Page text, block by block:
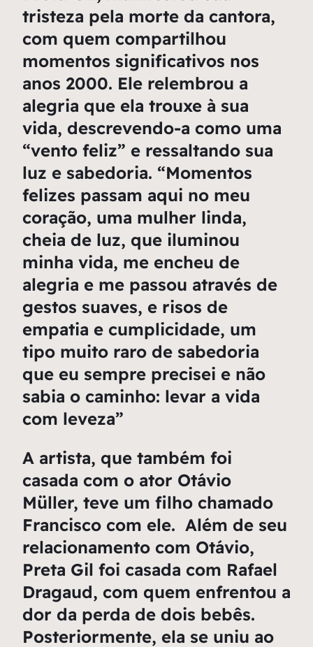
tristeza pela morte da cantora,
com quem compartilhou
momentos significativos nos
anos 2000. Ele relembrou a
alegria que ela trouxe à sua
vida, descrevendo-a como uma
“vento feliz” e ressaltando sua
luz e sabedoria. “Momentos
felizes passam aqui no meu
coração, uma mulher linda,
cheia de luz, que iluminou
minha vida, me encheu de
alegria e me passou através de
gestos suaves, e risos de
empatia e cumplicidade, um
tipo muito raro de sabedoria
que eu sempre precisei e não
sabia o caminho: levar a vida
com leveza”
A artista, que também foi
casada com o ator Otávio
Müller, teve um filho chamado
Francisco com ele. Além de seu
relacionamento com Otávio,
Preta Gil foi casada com Rafael
Dragaud, com quem enfrentou a
dor da perda de dois bebês.
Posteriormente, ela se uniu ao